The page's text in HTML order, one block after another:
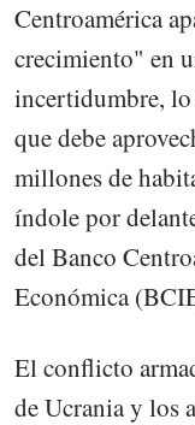
Centroamérica
crecimiento" en
incertidumbre,
que debe
millones de
índole por
del Banco
Económica
El conflicto
de Ucrania y los